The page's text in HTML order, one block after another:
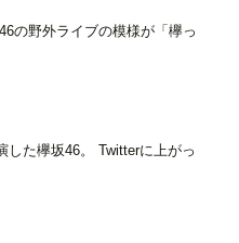
の野外ライブの模様が「欅っ
した欅坂46。 Twitterに上がっ